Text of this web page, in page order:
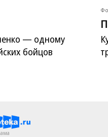
— одному
бойцов